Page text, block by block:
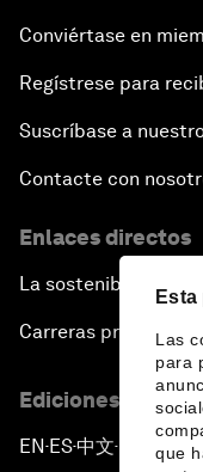
Las
para
que
Conviértase en
Regístrese para
Suscríbase a
Contacte con
Enlaces directos
La sostenibilidad en
Carreras
Ediciones en
EN ▪ES▪中文▪ 日本語